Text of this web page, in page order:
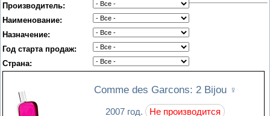
Производитель:
Наименование:
Назначение:
Год старта продаж:
Страна:
Comme des Garcons: 2 Bijou ♀
2007 год. Не производится